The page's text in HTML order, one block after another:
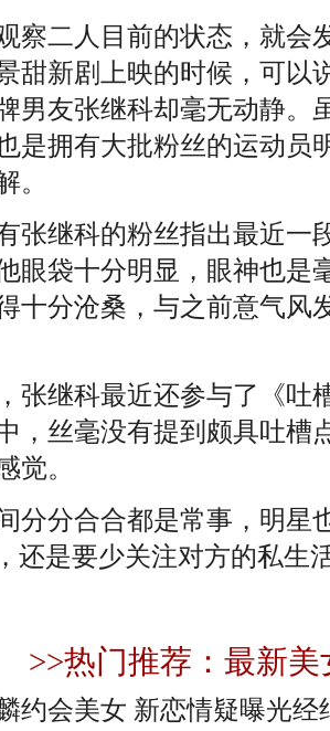
二人目前的状态，就会
甜新剧上映的时候，可以
男友张继科却毫无动静。
是拥有大批粉丝的运动员
。
继科的粉丝指出最近一
眼袋十分明显，眼神也是
十分沧桑，与之前意气风
继科最近还参与了《吐
，丝毫没有提到颇具吐槽
觉。
分合合都是常事，明星
还是要少关注对方的私生
>>热门推荐：最新美
约会美女 新恋情疑曝光经